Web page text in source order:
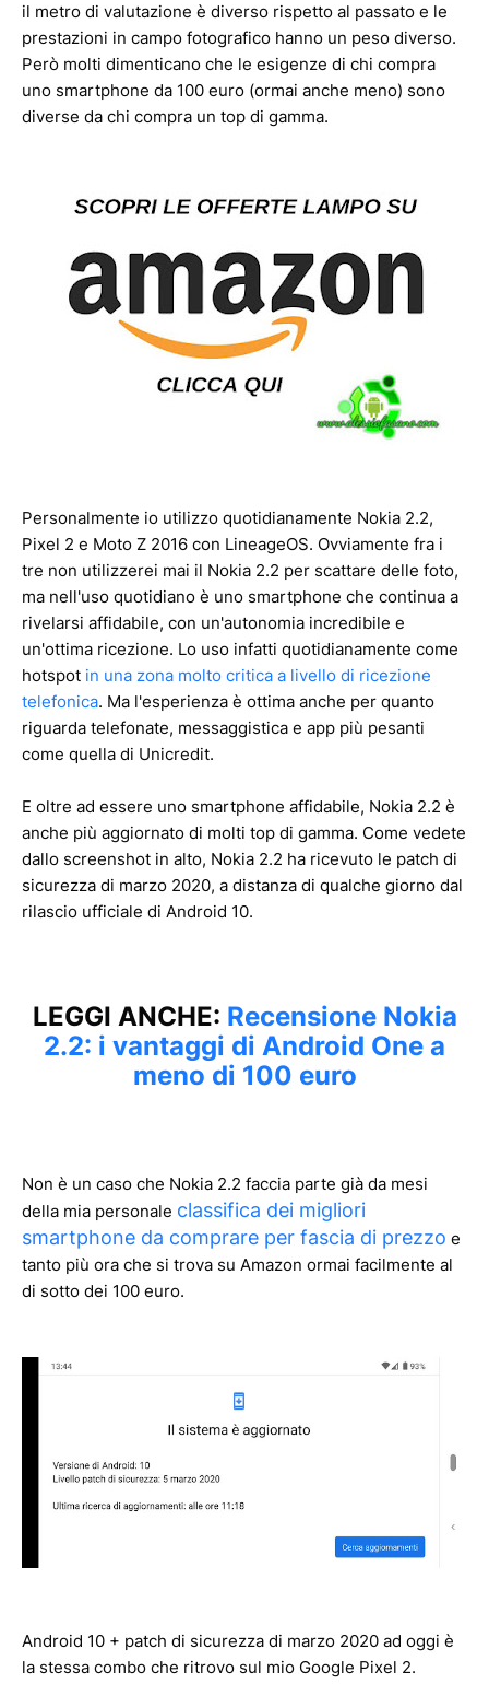
il metro di valutazione è diverso rispetto al passato e le
prestazioni in campo fotografico hanno un peso diverso.
Però molti dimenticano che le esigenze di chi compra
uno smartphone da 100 euro (ormai anche meno) sono
diverse da chi compra un top di gamma.
Personalmente io utilizzo quotidianamente Nokia 2.2,
Pixel 2 e Moto Z 2016 con LineageOS. Ovviamente fra i
tre non utilizzerei mai il Nokia 2.2 per scattare delle foto,
ma nell'uso quotidiano è uno smartphone che continua a
rivelarsi affidabile, con un'autonomia incredibile e
un'ottima ricezione. Lo uso infatti quotidianamente come
hotspot in una zona molto critica a livello di ricezione
telefonica. Ma l'esperienza è ottima anche per quanto
riguarda telefonate, messaggistica e app più pesanti
come quella di Unicredit.
E oltre ad essere uno smartphone affidabile, Nokia 2.2 è
anche più aggiornato di molti top di gamma. Come vedete
dallo screenshot in alto, Nokia 2.2 ha ricevuto le patch di
sicurezza di marzo 2020, a distanza di qualche giorno dal
rilascio ufficiale di Android 10.
LEGGI ANCHE: Recensione Nokia
2.2: i vantaggi di Android One a
meno di 100 euro
Non è un caso che Nokia 2.2 faccia parte già da mesi
della mia personale classifica dei migliori
smartphone da comprare per fascia di prezzo e
tanto più ora che si trova su Amazon ormai facilmente al
di sotto dei 100 euro.
Android 10 + patch di sicurezza di marzo 2020 ad oggi è
la stessa combo che ritrovo sul mio Google Pixel 2.